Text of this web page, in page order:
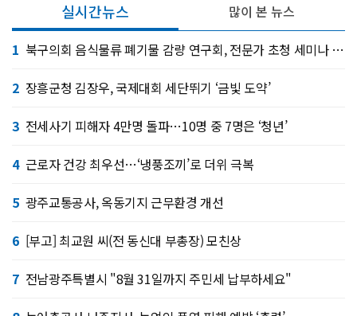
실시간뉴스
1 북구의회 음식물류 폐기물 감량 연구회, 전문가 초청 세미나 개최
2 장흥군청 김장우, 국제대회 세단뛰기 ‘금빛 도약’
3 전세사기 피해자 4만명 돌파…10명 중 7명은 ‘청년’
4 근로자 건강 최우선…‘냉풍조끼’로 더위 극복
5 광주교통공사, 옥동기지 근무환경 개선
6 [부고] 최교원 씨(전 동신대 부총장) 모친상
7 전남광주특별시 "8월 31일까지 주민세 납부하세요"
많이 본 뉴스